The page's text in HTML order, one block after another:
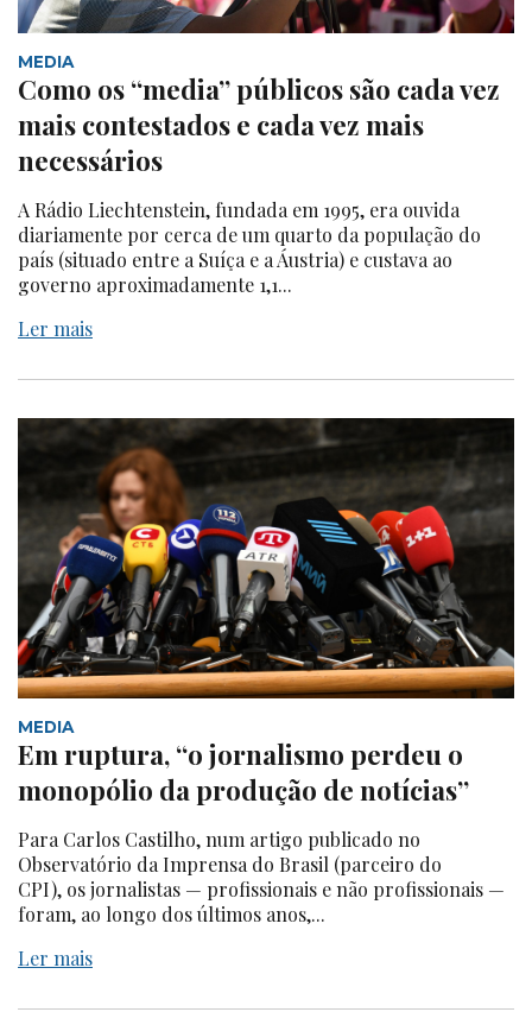
MEDIA
Como os “media” públicos são cada vez
mais contestados e cada vez mais
necessários
A Rádio Liechtenstein, fundada em 1995, era ouvida
diariamente por cerca de um quarto da população do
país (situado entre a Suíça e a Áustria) e custava ao
governo aproximadamente 1,1...
Ler mais
MEDIA
Em ruptura, “o jornalismo perdeu o
monopólio da produção de notícias”
Para Carlos Castilho, num artigo publicado no
Observatório da Imprensa do Brasil (parceiro do
CPI), os jornalistas — profissionais e não profissionais —
foram, ao longo dos últimos anos,...
Ler mais